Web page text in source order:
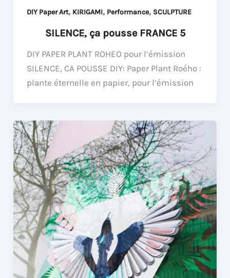
DIY Paper Art, KIRIGAMI, Performance, SCULPTURE
SILENCE, ça pousse FRANCE 5
DIY PAPER PLANT ROHEO pour l’émission
SILENCE, CA POUSSE DIY: Paper Plant Roého :
plante éternelle en papier, pour l’émission